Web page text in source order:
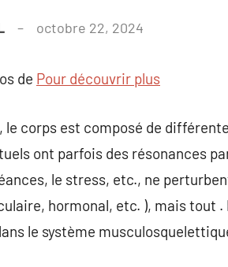
octobre 22, 2024
de Pour découvrir plus
le corps est composé de
ont parfois des résonances
le stress, etc., ne
hormonal, etc. ), mais tout
le système